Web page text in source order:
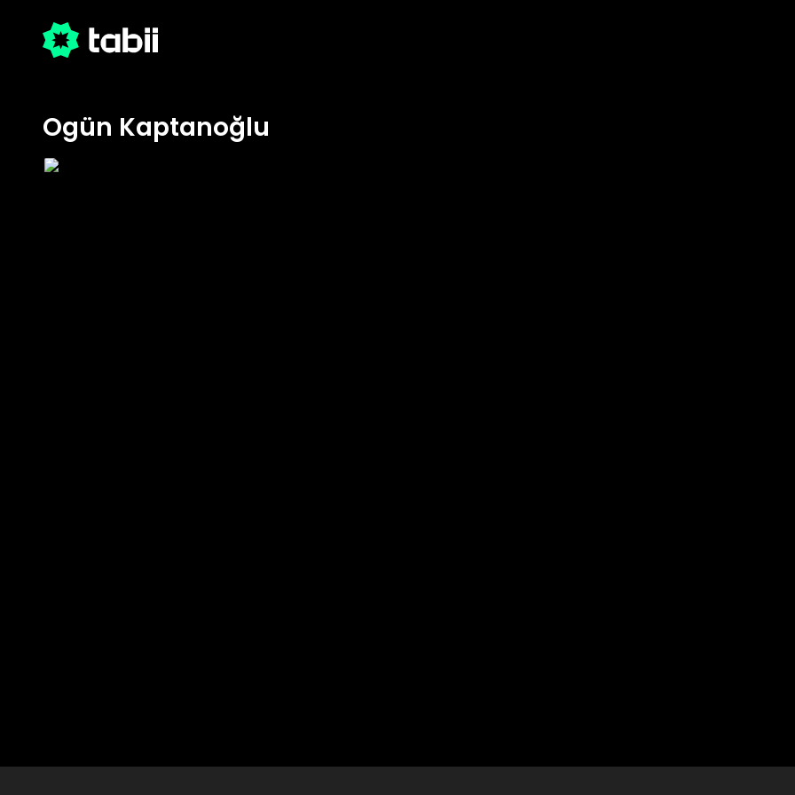
Ogün Kaptanoğlu